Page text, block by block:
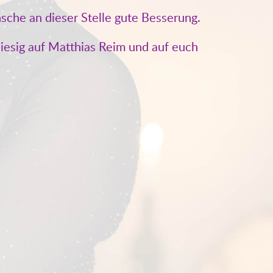
an dieser Stelle gute Besserung.
auf Matthias Reim und auf euch